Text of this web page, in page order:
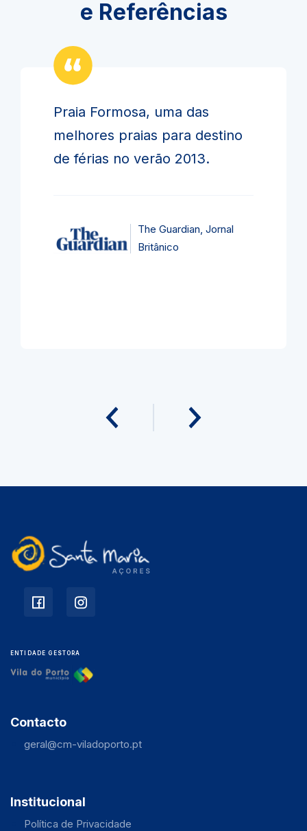
e Referências
Praia Formosa, uma das
melhores praias para destino
de férias no verão 2013.
The Guardian, Jornal
Britânico
ENTIDADE GESTORA
Contacto
geral@cm-viladoporto.pt
Institucional
Política de Privacidade